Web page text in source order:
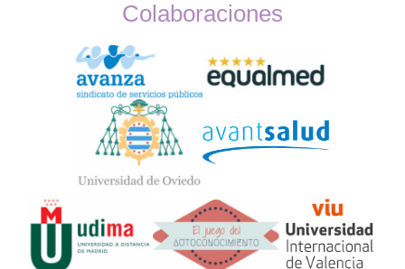
Widget
Logos
Colaboraciones